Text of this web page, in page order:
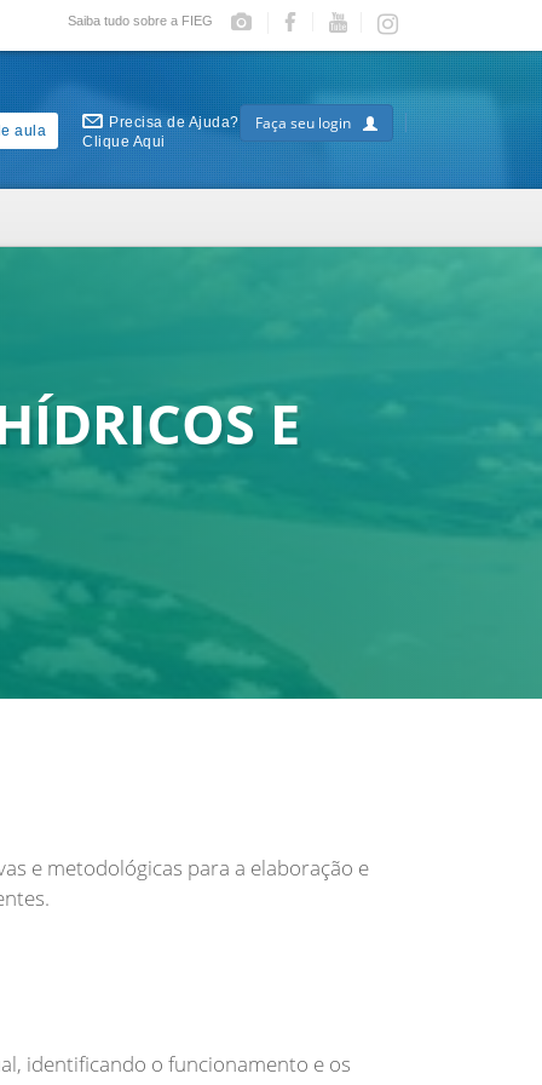
Saiba tudo sobre a FIEG
aula
Precisa de Ajuda?
Clique Aqui
Faça seu login
E
e metodológicas para a elaboração e
identificando o funcionamento e os